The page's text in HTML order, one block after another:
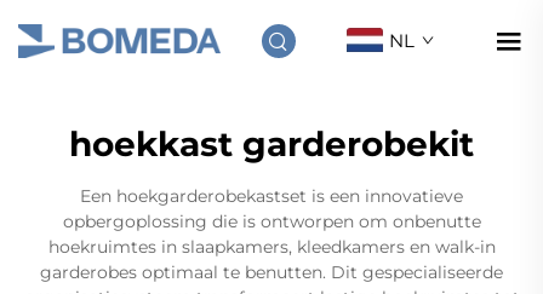
NL
hoekkast garderobekit
Een hoekgarderobekastset is een innovatieve
opbergoplossing die is ontworpen om onbenutte
hoekruimtes in slaapkamers, kleedkamers en walk-in
garderobes optimaal te benutten. Dit gespecialiseerde